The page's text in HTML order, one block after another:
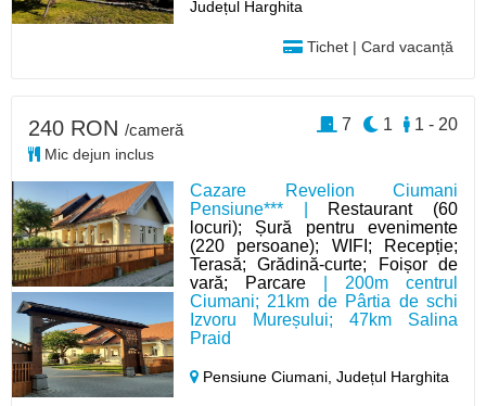
Județul Harghita
Tichet | Card vacanță
Cazare Revelion Ciumani
Pensiune*** | Restaurant (60
locuri); Șură pentru evenimente
(220 persoane); WIFI; Recepție;
Terasă; Grădină-curte; Foișor de
vară; Parcare | 200m centrul
Ciumani; 21km de Pârtia de schi
Izvoru Mureșului; 47km Salina
Praid
Pensiune Ciumani,Județul Harghita
240 RON /cameră
Mic dejun inclus
1 - 20
1
7